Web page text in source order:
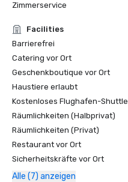
Zimmerservice
Facilities
Barrierefrei
Catering vor Ort
Geschenkboutique vor Ort
Haustiere erlaubt
Kostenloses Flughafen-Shuttle
Räumlichkeiten (Halbprivat)
Räumlichkeiten (Privat)
Restaurant vor Ort
Sicherheitskräfte vor Ort
Alle (7) anzeigen